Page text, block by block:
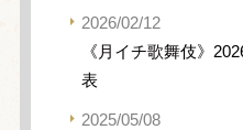
2026/02/12
《月イチ歌舞伎》
表
2025/05/08